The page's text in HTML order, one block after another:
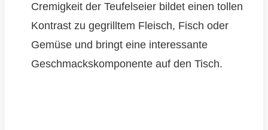
Cremigkeit der Teufelseier bildet einen tollen
Kontrast zu gegrilltem Fleisch, Fisch oder
Gemüse und bringt eine interessante
Geschmackskomponente auf den Tisch.